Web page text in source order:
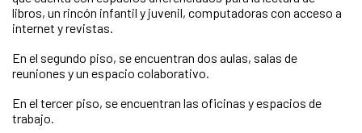
libros, un rincón infantil y juvenil, computadoras con acceso a
internet y revistas.
En el segundo piso, se encuentran dos aulas, salas de
reuniones y un espacio colaborativo.
En el tercer piso, se encuentran las oficinas y espacios de
trabajo.